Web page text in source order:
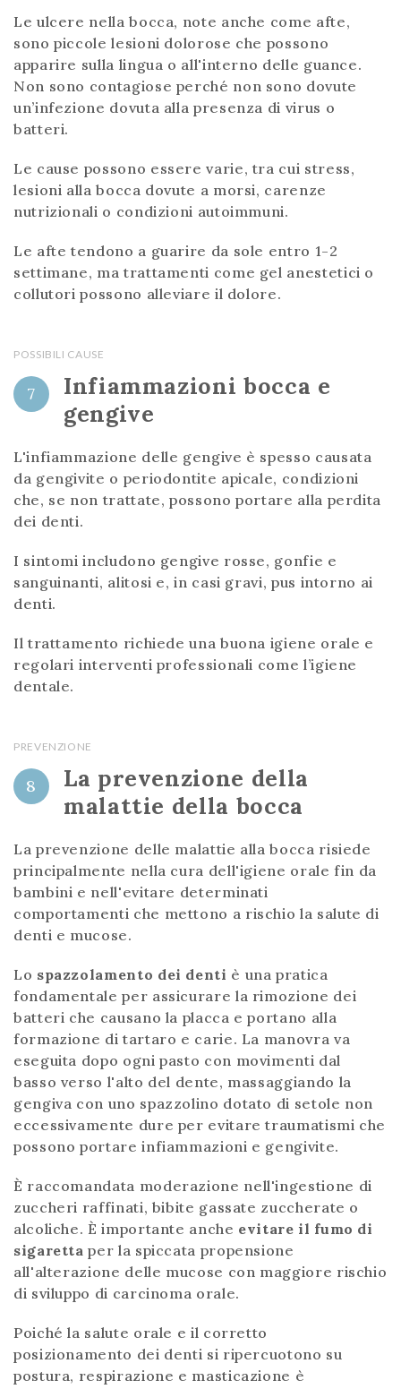
Le ulcere nella bocca, note anche come afte,
sono piccole lesioni dolorose che possono
apparire sulla lingua o all'interno delle guance.
Non sono contagiose perché non sono dovute
un’infezione dovuta alla presenza di virus o
batteri.
Le cause possono essere varie, tra cui stress,
lesioni alla bocca dovute a morsi, carenze
nutrizionali o condizioni autoimmuni.
Le afte tendono a guarire da sole entro 1-2
settimane, ma trattamenti come gel anestetici o
collutori possono alleviare il dolore.
POSSIBILI CAUSE
7
Infiammazioni bocca e
gengive
L'infiammazione delle gengive è spesso causata
da gengivite o periodontite apicale, condizioni
che, se non trattate, possono portare alla perdita
dei denti.
I sintomi includono gengive rosse, gonfie e
sanguinanti, alitosi e, in casi gravi, pus intorno ai
denti.
Il trattamento richiede una buona igiene orale e
regolari interventi professionali come l’igiene
dentale.
PREVENZIONE
8
La prevenzione della
malattie della bocca
La prevenzione delle malattie alla bocca risiede
principalmente nella cura dell'igiene orale fin da
bambini e nell'evitare determinati
comportamenti che mettono a rischio la salute di
denti e mucose.
Lo spazzolamento dei denti è una pratica
fondamentale per assicurare la rimozione dei
batteri che causano la placca e portano alla
formazione di tartaro e carie. La manovra va
eseguita dopo ogni pasto con movimenti dal
basso verso l'alto del dente, massaggiando la
gengiva con uno spazzolino dotato di setole non
eccessivamente dure per evitare traumatismi che
possono portare infiammazioni e gengivite.
È raccomandata moderazione nell'ingestione di
zuccheri raffinati, bibite gassate zuccherate o
alcoliche. È importante anche evitare il fumo di
sigaretta per la spiccata propensione
all'alterazione delle mucose con maggiore rischio
di sviluppo di carcinoma orale.
Poiché la salute orale e il corretto
posizionamento dei denti si ripercuotono su
postura, respirazione e masticazione è